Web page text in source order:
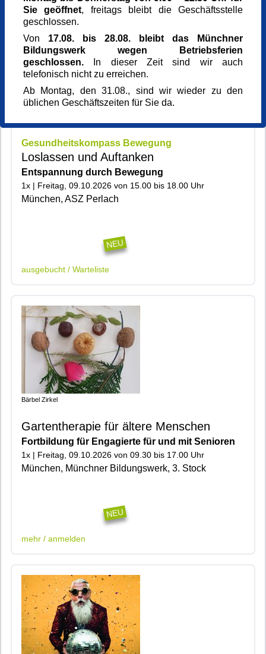
midjourney_berr_Gruppe balancierend -
Gesundheitskompass Bewegung
Loslassen und Auftanken
Entspannung durch Bewegung
1x | Freitag, 09.10.2026 von 15.00 bis 18.00 Uhr
München, ASZ Perlach
NEU
ausgebucht / Warteliste
Bärbel Zirkel
Gartentherapie für ältere Menschen
Fortbildung für Engagierte für und mit Senioren
1x | Freitag, 09.10.2026 von 09.30 bis 17.00 Uhr
München, Münchner Bildungswerk, 3. Stock
NEU
mehr / anmelden
Sie geöffnet, freitags bleibt die Geschäftsstelle
geschlossen.
Von 17.08. bis 28.08. bleibt das Münchner
Bildungswerk wegen Betriebsferien
geschlossen. In dieser Zeit sind wir auch
telefonisch nicht zu erreichen.
Ab Montag, den 31.08., sind wir wieder zu den
üblichen Geschäftszeiten für Sie da.